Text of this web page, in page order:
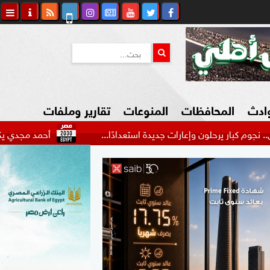
شكاوي المواطن
المحافظات المنوعات
السياحة في مصر
التكنولوجيا
المرأة والأسرة
السيارات
تقارير وملفات
أحمد مجدي يكشف وإعارات جديدة استعدادًا...